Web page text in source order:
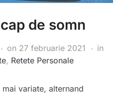
de somn
on 27 februarie 2021
in
, Retete Personale
variate, alternand